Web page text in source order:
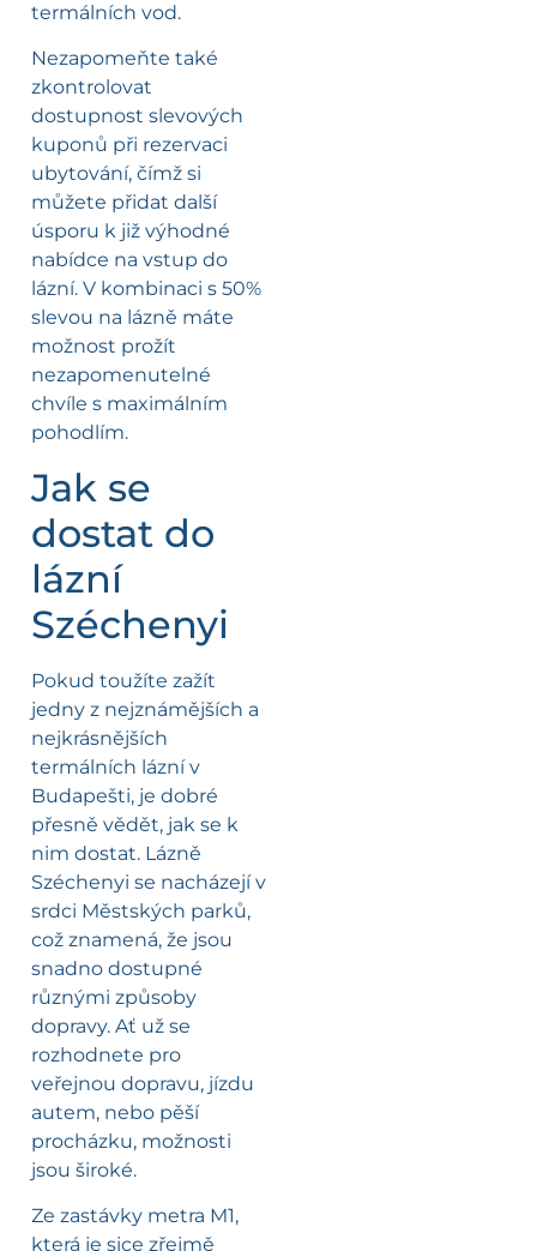
termálních vod.
Nezapomeňte také
zkontrolovat
dostupnost slevových
kuponů při rezervaci
ubytování, čímž si
můžete přidat další
úsporu k již výhodné
nabídce na vstup do
lázní. V kombinaci s 50%
slevou na lázně máte
možnost prožít
nezapomenutelné
chvíle s maximálním
pohodlím.
Jak se
dostat do
lázní
Széchenyi
Pokud toužíte zažít
jedny z nejznámějších a
nejkrásnějších
termálních lázní v
Budapešti, je dobré
přesně vědět, jak se k
nim dostat. Lázně
Széchenyi se nacházejí v
srdci Městských parků,
což znamená, že jsou
snadno dostupné
různými způsoby
dopravy. Ať už se
rozhodnete pro
veřejnou dopravu, jízdu
autem, nebo pěší
procházku, možnosti
jsou široké.
Ze zastávky metra M1,
která je sice zřejmě